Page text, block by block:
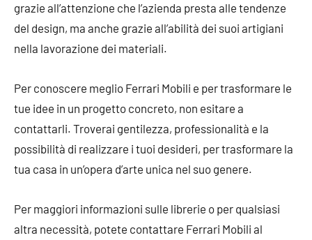
grazie all’attenzione che l’azienda presta alle tendenze
del design, ma anche grazie all’abilità dei suoi artigiani
nella lavorazione dei materiali.
Per conoscere meglio Ferrari Mobili e per trasformare le
tue idee in un progetto concreto, non esitare a
contattarli. Troverai gentilezza, professionalità e la
possibilità di realizzare i tuoi desideri, per trasformare la
tua casa in un’opera d’arte unica nel suo genere.
Per maggiori informazioni sulle librerie o per qualsiasi
altra necessità, potete contattare Ferrari Mobili al